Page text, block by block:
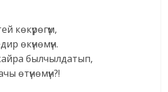
көкүрөгүм,
өкүнөмүн.
былчылдатып,
өтүнөмүн?!